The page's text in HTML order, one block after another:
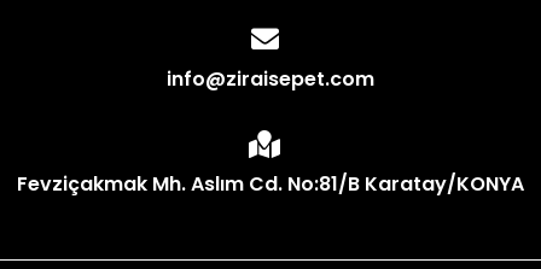
info@ziraisepet.com
Fevziçakmak Mh. Aslım Cd. No:81/B Karatay/KONYA